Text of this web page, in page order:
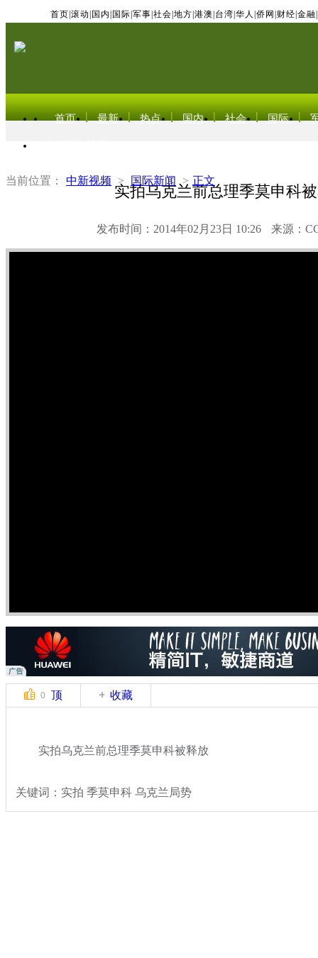
首页 滚动 国内 国际 军事 社会 地方 港澳 台湾 华人 侨网 财经 金融
首页 最新 热点 国内 社会 国际
当前位置： 中新视频 > 国际新闻 > 正文
实拍乌克兰前总理季莫申科
发布时间：2014年02月23日 10:26 来源：
0 顶 收藏
实拍乌克兰前总理季莫申科被释放
关键词：实拍 季莫申科 乌克兰局势